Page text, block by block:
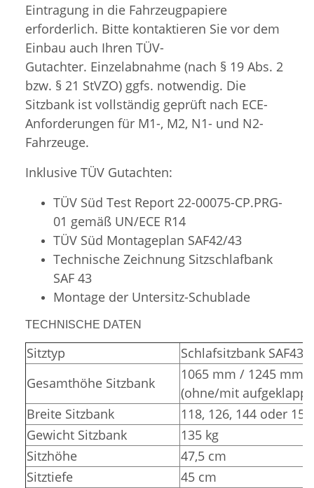
Eintragung in die Fahrzeugpapiere
erforderlich. Bitte kontaktieren Sie vor dem
Einbau auch Ihren TÜV-
Gutachter. Einzelabnahme (nach § 19 Abs. 2
bzw. § 21 StVZO) ggfs. notwendig. Die
Sitzbank ist vollständig geprüft nach ECE-
Anforderungen für M1-, M2, N1- und N2-
Fahrzeuge.
Inklusive TÜV Gutachten:
TÜV Süd Test Report 22-00075-CP.PRG-
01 gemäß UN/ECE R14
TÜV Süd Montageplan SAF42/43
Technische Zeichnung Sitzschlafbank
SAF 43
Montage der Untersitz-Schublade
TECHNISCHE DATEN
Sitztyp
Schlafsitzbank SAF43
Gesamthöhe Sitzbank
1065 mm / 1245 mm
(ohne/mit
Breite Sitzbank
118, 126, 144 oder
Gewicht Sitzbank
135 kg
Sitzhöhe
47,5 cm
Sitztiefe
45 cm